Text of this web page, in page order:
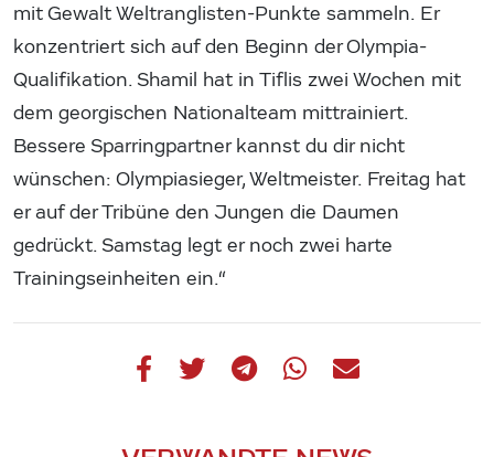
mit Gewalt Weltranglisten-Punkte sammeln. Er
konzentriert sich auf den Beginn der Olympia-
Qualifikation. Shamil hat in Tiflis zwei Wochen mit
dem georgischen Nationalteam mittrainiert.
Bessere Sparringpartner kannst du dir nicht
wünschen: Olympiasieger, Weltmeister. Freitag hat
er auf der Tribüne den Jungen die Daumen
gedrückt. Samstag legt er noch zwei harte
Trainingseinheiten ein.“